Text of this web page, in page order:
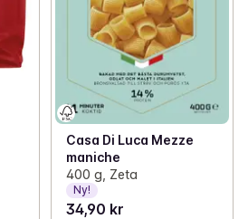
Casa Di Luca Mezze
maniche
400 g, Zeta
Ny!
34,90 kr